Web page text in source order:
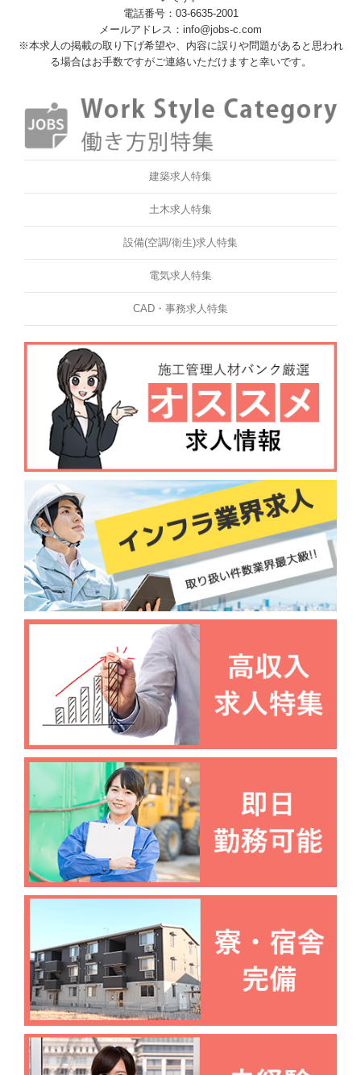
電話番号：03-6635-2001
メールアドレス：info@jobs-c.com
※本求人の掲載の取り下げ希望や、内容に誤りや問題があると思われ
る場合はお手数ですがご連絡いただけますと幸いです。
建築求人特集
土木求人特集
設備(空調/衛生)求人特集
電気求人特集
CAD・事務求人特集